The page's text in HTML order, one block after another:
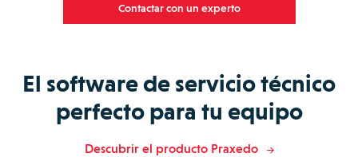
Contactar con un experto
El software de servicio técnico
perfecto para tu equipo
Descubrir el producto Praxedo